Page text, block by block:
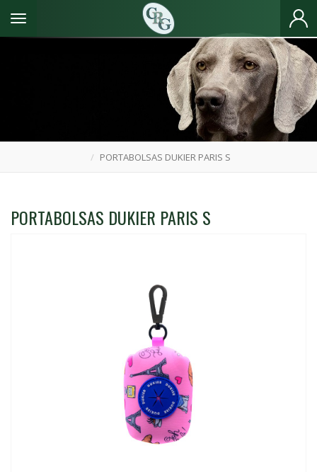
Toggle navigation
PORTABOLSAS DUKIER PARIS S
PORTABOLSAS DUKIER PARIS S